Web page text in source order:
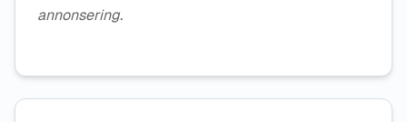
annonsering.